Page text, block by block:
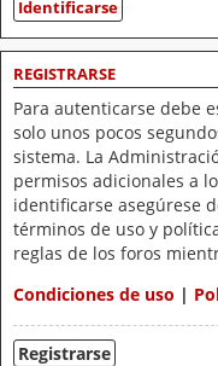
REGISTRARSE
Para autenticarse debe
solo unos pocos
sistema. La
permisos adicionales a
identificarse asegúrese
términos de uso y
reglas de los foros
Condiciones de uso |
Registrarse